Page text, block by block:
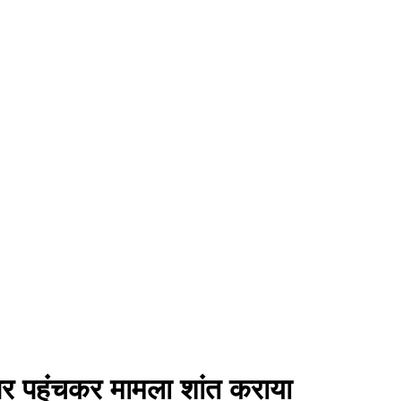
पहुंचकर मामला शांत कराया